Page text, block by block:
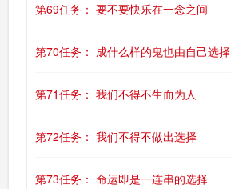
第69任务： 要不要快乐在一念之间
第70任务： 成什么样的鬼也由自己选择
第71任务： 我们不得不生而为人
第72任务： 我们不得不做出选择
第73任务： 命运即是一连串的选择